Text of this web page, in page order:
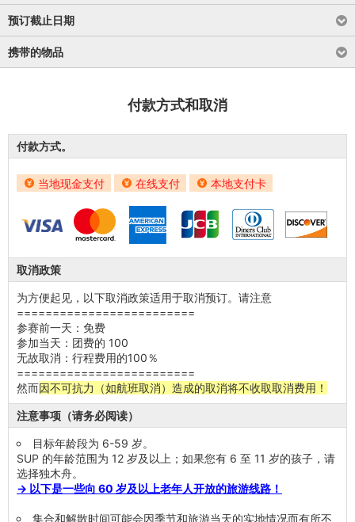
预订截止日期
携带的物品
付款方式和取消
付款方式。
当地现金支付 在线支付 本地支付卡
取消政策
为方便起见，以下取消政策适用于取消预订。请注意
=========================
参赛前一天：免费
参加当天：团费的 100
无故取消：行程费用的100％
=========================
然而因不可抗力（如航班取消）造成的取消将不收取取消费用！
注意事项（请务必阅读）
目标年龄段为 6-59 岁。
SUP 的年龄范围为 12 岁及以上；如果您有 6 至 11 岁的孩子，请
选择独木舟。
→ 以下是一些向 60 岁及以上老年人开放的旅游线路！
集合和解散时间可能会因季节和旅游当天的实地情况而有所不